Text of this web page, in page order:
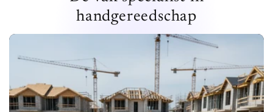
handgereedschap